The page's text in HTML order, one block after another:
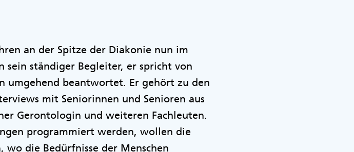
an der Spitze der Diakonie nun im
sein ständiger Begleiter, er spricht von
umgehend beantwortet. Er gehört zu den
mit Seniorinnen und Senioren aus
Gerontologin und weiteren Fachleuten.
programmiert werden, wollen die
die Bedürfnisse der Menschen